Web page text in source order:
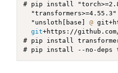
# pip install
  "unsloth[base]
@
git+https://
# pip install